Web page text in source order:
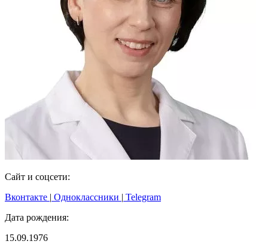
Сайт и соцсети:
Вконтакте | Одноклассники | Telegram
Дата рождения:
15.09.1976